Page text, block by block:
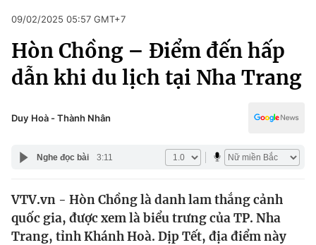
Chuyên mục
Chính trị
Pháp luật
Thế giới
Pháp luật
Kinh tế
Thể thao
Truyền hình
Y tế
Công nghệ
09/02/2025 05:57 GMT+7
Hòn Chồng – Điểm đến hấp
dẫn khi du lịch tại Nha Trang
Duy Hoà - Thành Nhân
Nghe đọc bài 3:11
VTV.vn - Hòn Chồng là danh lam thắng cảnh
quốc gia, được xem là biểu trưng của TP. Nha
Trang, tỉnh Khánh Hoà. Dịp Tết, địa điểm này